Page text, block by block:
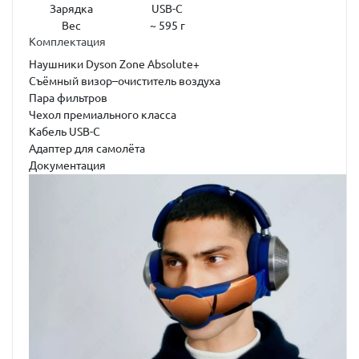
Зарядка
USB-C
Вес
~ 595 г
Комплектация
Наушники Dyson Zone Absolute+
Съёмный визор–очиститель воздуха
Пара фильтров
Чехол премиального класса
Кабель USB-C
Адаптер для самолёта
Документация